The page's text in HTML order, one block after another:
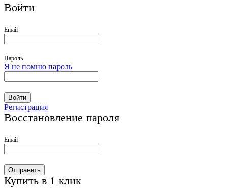
Войти
Email
Пароль
Я не помню пароль
Войти
Регистрация
Восстановление пароля
Email
Отправить
Купить в 1 клик